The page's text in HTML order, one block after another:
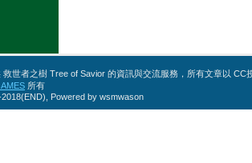
救世者之樹 Tree of Savior 的資訊與交流服務，所有文章以
所有
Powered by wsmwason